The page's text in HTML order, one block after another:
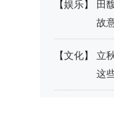
【娱乐】
田
故
【文化】
立
这